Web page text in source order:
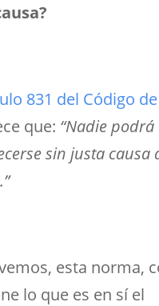
831 del Código
que: “Nadie podrá
sin justa causa
esta norma,
lo que es en sí el